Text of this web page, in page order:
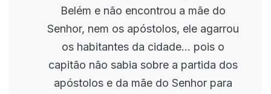
Belém e não encontrou a mãe do
Senhor, nem os apóstolos, ele agarrou
os habitantes da cidade… pois o
capitão não sabia sobre a partida dos
apóstolos e da mãe do Senhor para